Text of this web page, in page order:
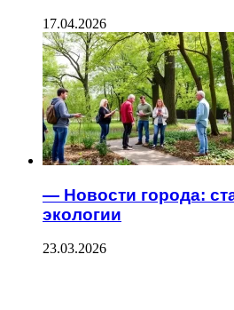
17.04.2026
— Новости города:
экологии
23.03.2026